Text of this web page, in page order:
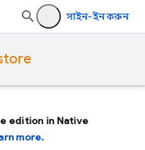
সাইন-ইন করুন
edition in Native
more.